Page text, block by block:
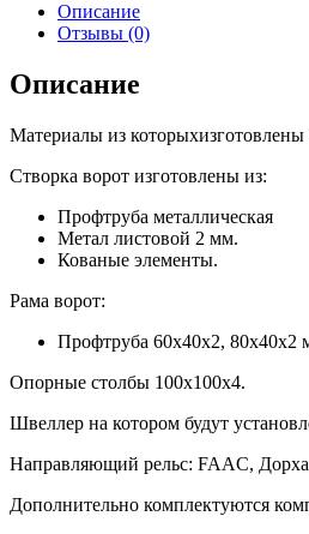
Описание
Отзывы (0)
Описание
Материалы из которыхизготовлены
Створка ворот изготовлены из:
Профтруба металлическая
Метал листовой 2 мм.
Кованые элементы.
Рама ворот:
Профтруба 60х40х2, 80х40х2
Опорные столбы 100х100х4.
Швеллер на котором будут
Направляющий рельс: FAAC,
Дополнительно комплектуются